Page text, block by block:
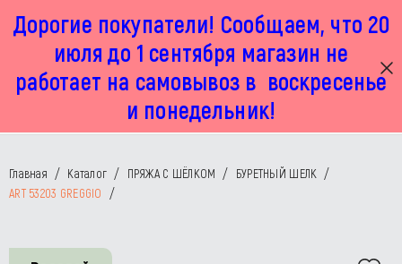
Дорогие покупатели! Сообщаем, что 20
июля до 1 сентября магазин не
работает на самовывоз в воскресенье
и понедельник!
г. Москва, Маленковская 32 стр 2А
пн-пт с 11:00 до 19:00, сб с 11:00 до 17:00
+7 925 449 67 92
Главная / Каталог / ПРЯЖА С ШЁЛКОМ / БУРЕТНЫЙ ШЕЛК /
ART 53203 GREGGIO
/